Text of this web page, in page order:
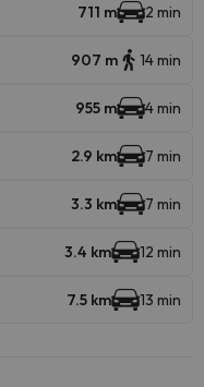
711 m 2 min
907 m 14 min
955 m 4 min
2.9 km 7 min
3.3 km 7 min
3.4 km 12 min
7.5 km 13 min